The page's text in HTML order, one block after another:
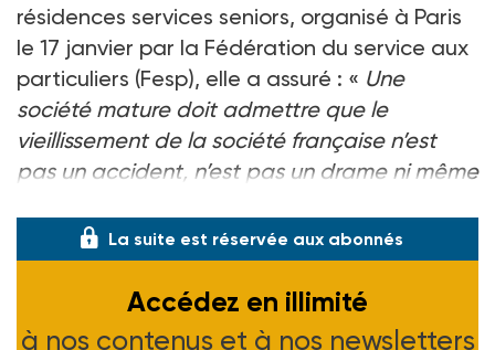
résidences services seniors, organisé à Paris
le 17 janvier par la Fédération du service aux
particuliers (Fesp), elle a assuré : « Une
société mature doit admettre que le
vieillissement de la société française n’est
pas un accident, n’est pas un drame ni même
La suite est réservée aux abonnés
Accédez en illimité
à nos contenus et à nos newsletters